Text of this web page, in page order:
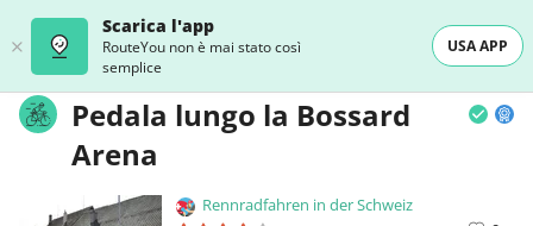
Scarica l'app
RouteYou non è mai stato così
semplice
USA APP
Pedala lungo la Bossard
Arena
Rennradfahren in der Schweiz